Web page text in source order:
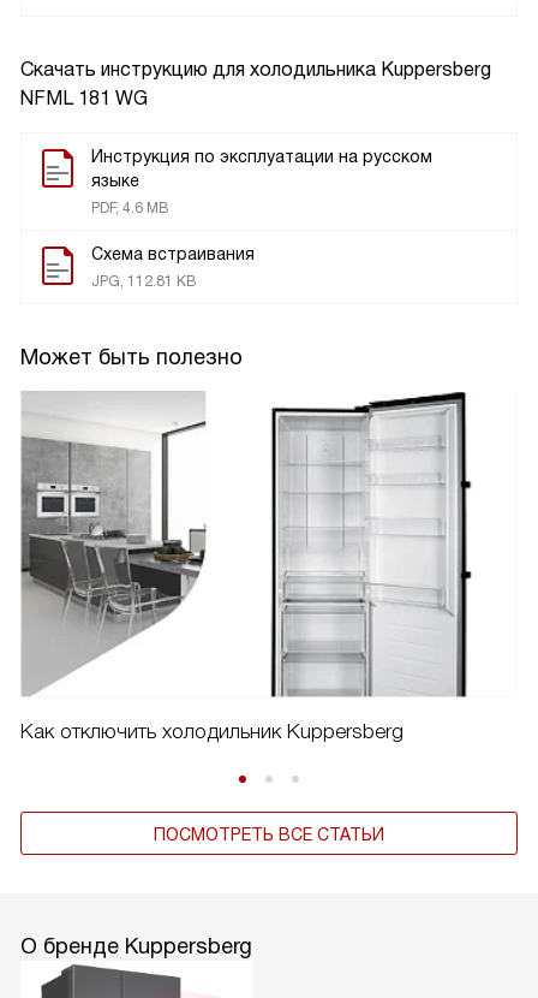
Скачать инструкцию для холодильника Kuppersberg
NFML 181 WG
Инструкция по эксплуатации на русском
языке
PDF, 4.6 MB
Схема встраивания
JPG, 112.81 KB
Может быть полезно
Как отключить холодильник Kuppersberg
ПОСМОТРЕТЬ ВСЕ СТАТЬИ
О бренде Kuppersberg